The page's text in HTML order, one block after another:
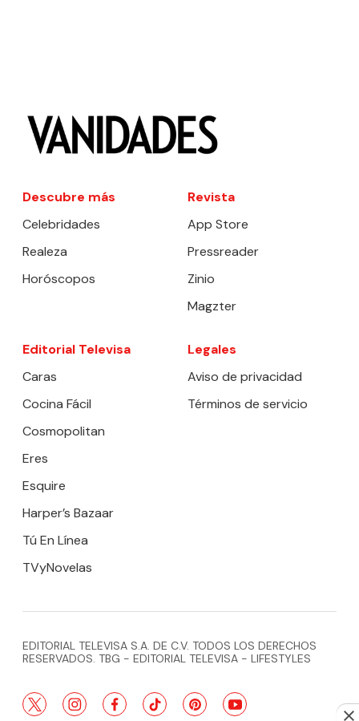
Descubre más
Celebridades
Realeza
Horóscopos
Revista
App Store
Pressreader
Zinio
Magzter
Editorial Televisa
Caras
Cocina Fácil
Cosmopolitan
Eres
Esquire
Harper’s Bazaar
Tú En Línea
TVyNovelas
Legales
Aviso de privacidad
Términos de servicio
EDITORIAL TELEVISA S.A. DE C.V. TODOS LOS DERECHOS
RESERVADOS. TBG - EDITORIAL TELEVISA - LIFESTYLES
twitterinstagramfacebooktiktokpinterestyoutube